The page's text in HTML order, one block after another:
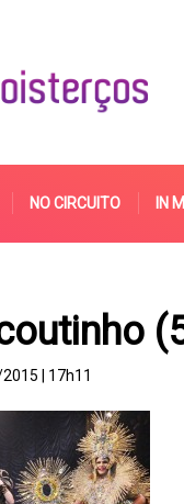
NO CIRCUITO IN
| 17h11